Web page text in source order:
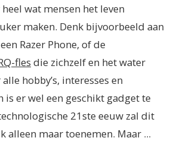
wat mensen het leven
maken. Denk bijvoorbeeld aan
Razer Phone, of de
fles die zichzelf en het water
hobby’s, interesses en
is er wel een geschikt gadget te
21ste eeuw zal dit
alleen maar toenemen. Maar ...